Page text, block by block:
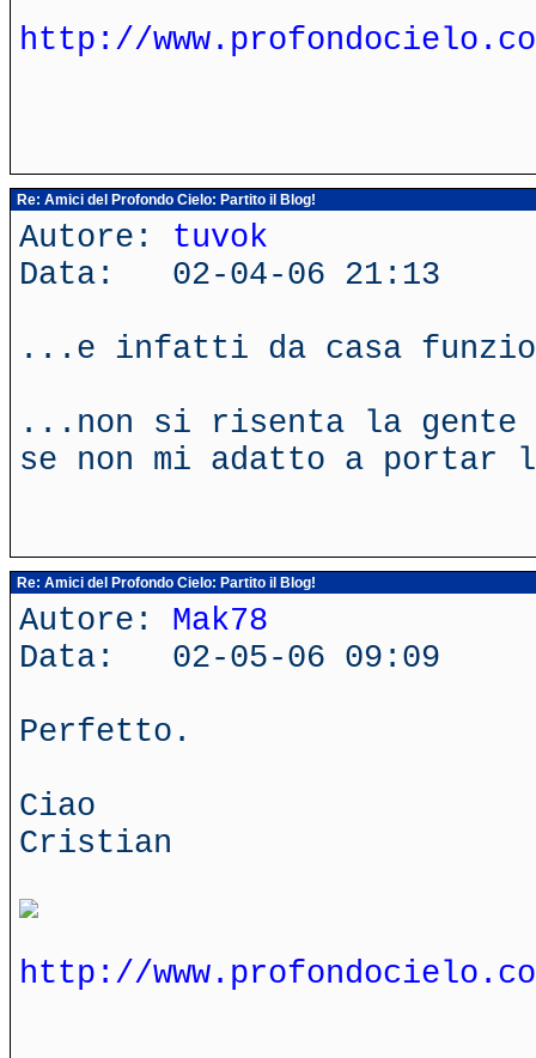
http://
Re: Amici del Profondo Cielo: Partito il Blog!
Autore: tuvok
Data: 02-04-06 21:13
...e infatti da casa
...non si risenta la gente
se non mi adatto a portar
Re: Amici del Profondo Cielo: Partito il Blog!
Autore: Mak78
Data: 02-05-06 09:09
Perfetto.
Ciao
Cristian
http://